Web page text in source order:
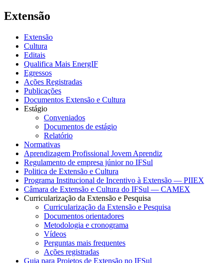
Extensão
Extensão
Cultura
Editais
Qualifica Mais EnergIF
Egressos
Ações Registradas
Publicações
Documentos Extensão e Cultura
Estágio
Conveniados
Documentos de estágio
Relatório
Normativas
Aprendizagem Profissional Jovem Aprendiz
Regulamento de empresa júnior no IFSul
Politica de Extensão e Cultura
Programa Institucional de Incentivo à Extensão — PIIEX
Câmara de Extensão e Cultura do IFSul — CAMEX
Curricularização da Extensão e Pesquisa
Curricularização da Extensão e Pesquisa
Documentos orientadores
Metodologia e cronograma
Vídeos
Perguntas mais frequentes
Ações registradas
Guia para Projetos de Extensão no IFSul